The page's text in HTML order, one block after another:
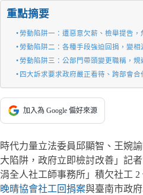
重點摘要
勞動陷阱一：遭惡意欠薪、檢舉提告，
勞動陷阱二：各種手段強迫回捐，變相
勞動陷阱三：公部門帶頭變更職稱，規
四大訴求要求政府嚴正看待、跨部會合
加入為 Google 偏好來源
時代力量立法委員邱顯智、王婉
大陷阱，政府立即檢討改善」記
涓全人社工師事務所」積欠社工
晚晴協會社工回捐案與臺南市政